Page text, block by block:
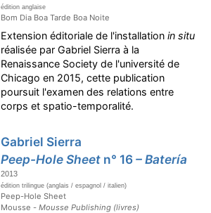
édition anglaise
Bom Dia Boa Tarde Boa Noite
Extension éditoriale de l'installation in situ
réalisée par Gabriel Sierra à la
Renaissance Society de l'université de
Chicago en 2015, cette publication
poursuit l'examen des relations entre
corps et spatio-temporalité.
Gabriel Sierra
Peep-Hole Sheet n° 16– Batería
2013
édition trilingue (anglais / espagnol / italien)
Peep-Hole Sheet
Mousse -Mousse Publishing (livres)